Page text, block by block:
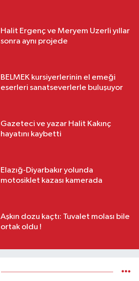
Halit Ergenç ve Meryem Uzerli yıllar
sonra aynı projede
BELMEK kursiyerlerinin el emeği
eserleri sanatseverlerle buluşuyor
Gazeteci ve yazar Halit Kakınç
hayatını kaybetti
Elazığ-Diyarbakır yolunda
motosiklet kazası kamerada
Aşkın dozu kaçtı: Tuvalet molası bile
ortak oldu !